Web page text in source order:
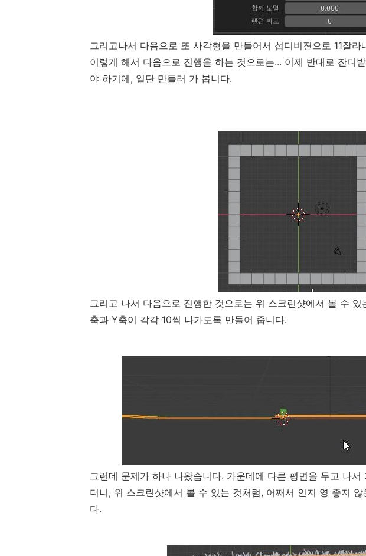
그리고나서 다음으로 또 사각형을 만들어서 섭디비젼으로 11잘
이렇게 해서 다음으로 진행을 하는 것으로는... 이제 반대로 잔디
야 하기에, 일단 만들러 가 봅니다.
그리고 나서 다음으로 진행한 것으로는 위 스크린샷에서 볼 수
축과 Y축이 각각 10씩 나가도록 만들어 줍니다.
그런데 문제가 하나 나왔습니다. 가운데에 다른 평면을 두고 나서
더니, 위 스크린샷에서 볼 수 있는 것처럼, 어째서 인지 영 좋지
다.